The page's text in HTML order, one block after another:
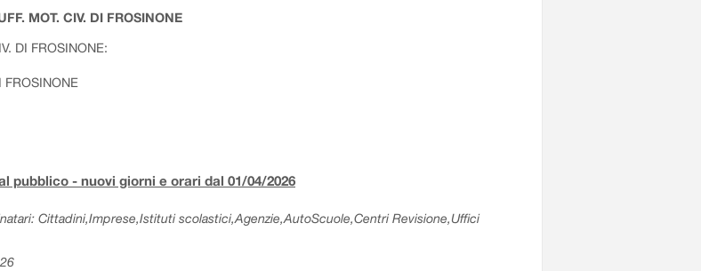
MOT. CIV. DI FROSINONE
DI FROSINONE:
FROSINONE
pubblico - nuovi giorni e orari dal 01/04/2026
Cittadini,Imprese,Istituti scolastici,Agenzie,AutoScuole,Centri Revisione,Uffici